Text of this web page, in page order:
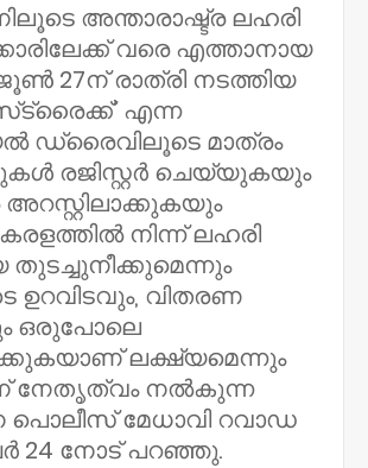
അന്താരാഷ്ട്ര ലഹരി
വരെ എത്താനായ
27ന് രാത്രി നടത്തിയ
എന്ന
ഡ്രൈവിലൂടെ മാത്രം
രജിസ്റ്റര്‍ ചെയ്യുകയും
അറസ്റ്റിലാക്കുകയും
നിന്ന് ലഹരി
തുടച്ചുനീക്കുമെന്നും
ഉറവിടവും, വിതരണ
ഒരുപോലെ
ലക്ഷ്യമെന്നും
നേതൃത്വം നല്‍കുന്ന
മേധാവി റവാഡ
24 നോട് പറഞ്ഞു.